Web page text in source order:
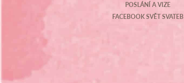
POSLÁNÍ A VIZE
FACEBOOK SVĚT SVATEB